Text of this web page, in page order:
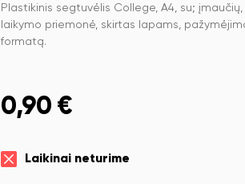
Plastikinis segtuvėlis College, A4, su;
laikymo priemonė, skirtas lapams,
formatą.
0,90 €
Laikinai neturime